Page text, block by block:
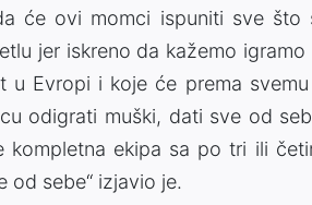
će ovi momci ispuniti sve
jer iskreno da kažemo
u Evropi i koje će prema
odigrati muški, dati sve od
kompletna ekipa sa po tri ili
od sebe“ izjavio je.